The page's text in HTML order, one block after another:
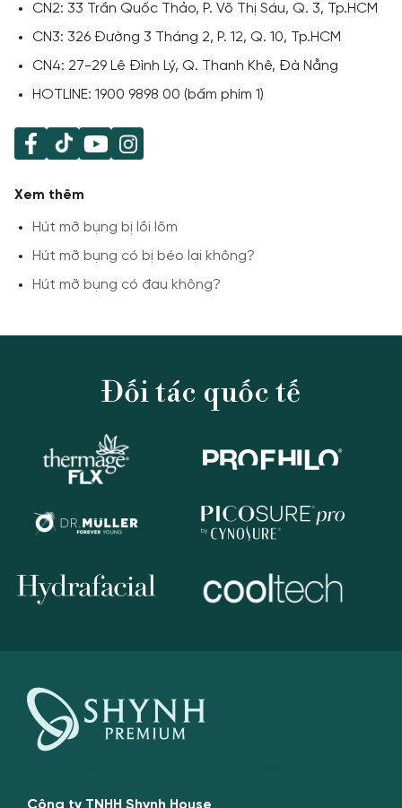
Liên hệ với chúng tôi
1900 989 800
CN2: 33 Trần Quốc Thảo, P. Võ Thị Sáu, Q. 3, Tp.HCM
CN3: 326 Đường 3 Tháng 2, P. 12, Q. 10, Tp.HCM
CN4: 27-29 Lê Đình Lý, Q. Thanh Khê, Đà Nẵng
HOTLINE: 1900 9898 00 (bấm phím 1)
Xem thêm
Hút mỡ bụng bị lồi lõm
Hút mỡ bụng có bị béo lại không?
Hút mỡ bụng có đau không?
Đối tác quốc tế
Công ty TNHH Shynh House